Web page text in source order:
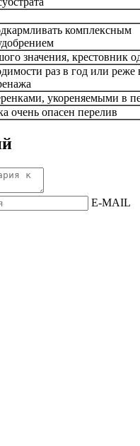
комплексным
значения, крестовник
раз в год или
укореняемыми в
очень опасен перелив
E-MAIL